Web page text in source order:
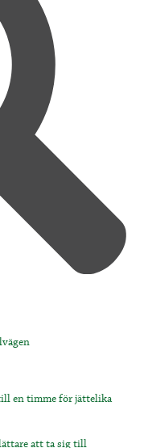
en timme för jättelika
att ta sig till